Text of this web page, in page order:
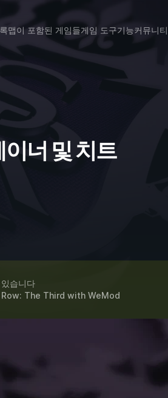
맵이 포함된 게임들게임 도구기능커뮤니티
너 및 치트
습니다
The Third with WeMod